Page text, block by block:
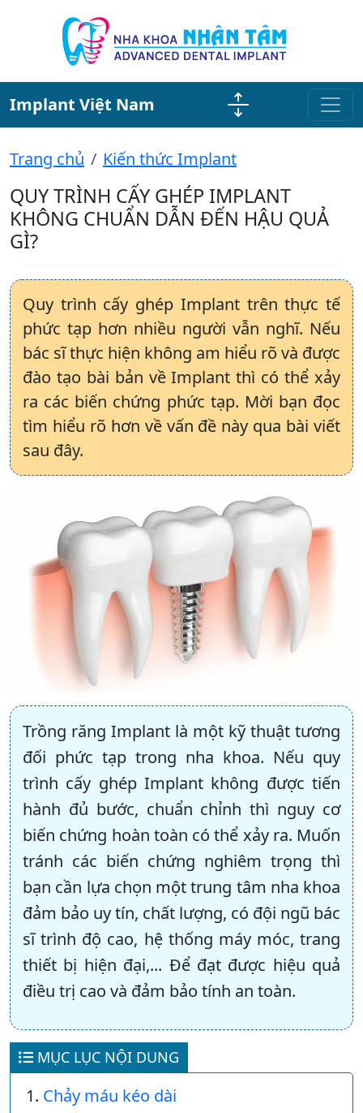
Implant Việt Nam
Trang chủ Kiến thức Implant
QUY TRÌNH CẤY GHÉP IMPLANT
KHÔNG CHUẨN DẪN ĐẾN HẬU QUẢ
GÌ?
Quy trình cấy ghép Implant trên thực tế
phức tạp hơn nhiều người vẫn nghĩ. Nếu
bác sĩ thực hiện không am hiểu rõ và được
đào tạo bài bản về Implant thì có thể xảy
ra các biến chứng phức tạp. Mời bạn đọc
tìm hiểu rõ hơn về vấn đề này qua bài viết
sau đây.
Trồng răng Implant là một kỹ thuật tương
đối phức tạp trong nha khoa. Nếu quy
trình cấy ghép Implant không được tiến
hành đủ bước, chuẩn chỉnh thì nguy cơ
biến chứng hoàn toàn có thể xảy ra. Muốn
tránh các biến chứng nghiêm trọng thì
bạn cần lựa chọn một trung tâm nha khoa
đảm bảo uy tín, chất lượng, có đội ngũ bác
sĩ trình độ cao, hệ thống máy móc, trang
thiết bị hiện đại,... Để đạt được hiệu quả
điều trị cao và đảm bảo tính an toàn.
MỤC LỤC NỘI DUNG
Chảy máu kéo dài